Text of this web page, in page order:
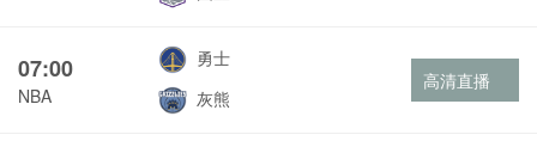
07:00
NBA
勇士
灰熊
高清直播